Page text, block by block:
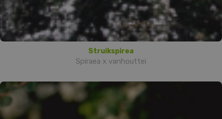
Struikspirea
Spiraea x vanhouttei